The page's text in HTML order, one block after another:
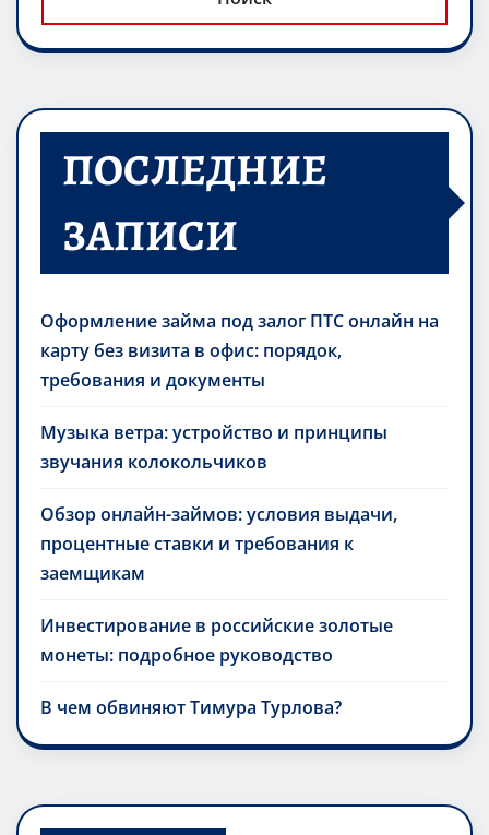
ПОСЛЕДНИЕ
ЗАПИСИ
Оформление займа под залог ПТС онлайн на
карту без визита в офис: порядок,
требования и документы
Музыка ветра: устройство и принципы
звучания колокольчиков
Обзор онлайн-займов: условия выдачи,
процентные ставки и требования к
заемщикам
Инвестирование в российские золотые
монеты: подробное руководство
В чем обвиняют Тимура Турлова?